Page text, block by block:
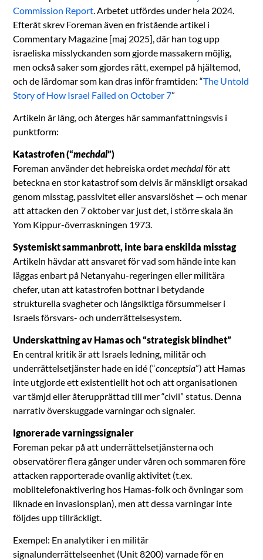
Commission Report. Arbetet utfördes under hela 2024.
Efteråt skrev Foreman även en fristående artikel i
Commentary Magazine [maj 2025], där han tog upp
israeliska misslyckanden som gjorde massakern möjlig,
men också saker som gjordes rätt, exempel på hjältemod,
och de lärdomar som kan dras inför framtiden: “The Untold
Story of How Israel Failed on October 7”
Artikeln är lång, och återges här sammanfattningsvis i
punktform:
Katastrofen (“mechdal”)
Foreman använder det hebreiska ordetmechdalför att
beteckna en stor katastrof som delvis är mänskligt orsakad
genom misstag, passivitet eller ansvarslöshet — och menar
att attacken den 7 oktober var just det, i större skala än
Yom Kippur-överraskningen 1973.
Systemiskt sammanbrott, inte bara enskilda misstag
Artikeln hävdar att ansvaret för vad som hände inte kan
läggas enbart på Netanyahu-regeringen eller militära
chefer, utan att katastrofen bottnar i betydande
strukturella svagheter och långsiktiga försummelser i
Israels försvars- och underrättelsesystem.
Underskattning av Hamas och “strategisk blindhet”
En central kritik är att Israels ledning, militär och
underrättelsetjänster hade en idé (“conceptsia”) att Hamas
inte utgjorde ett existentiellt hot och att organisationen
var tämjd eller återupprättad till mer “civil” status. Denna
narrativ överskuggade varningar och signaler.
Ignorerade varningssignaler
Foreman pekar på att underrättelsetjänsterna och
observatörer flera gånger under våren och sommaren före
attacken rapporterade ovanlig aktivitet (t.ex.
mobiltelefonaktivering hos Hamas-folk och övningar som
liknade en invasionsplan), men att dessa varningar inte
följdes upp tillräckligt.
Exempel: En analytiker i en militär
signalunderrättelseenhet (Unit 8200) varnade för en